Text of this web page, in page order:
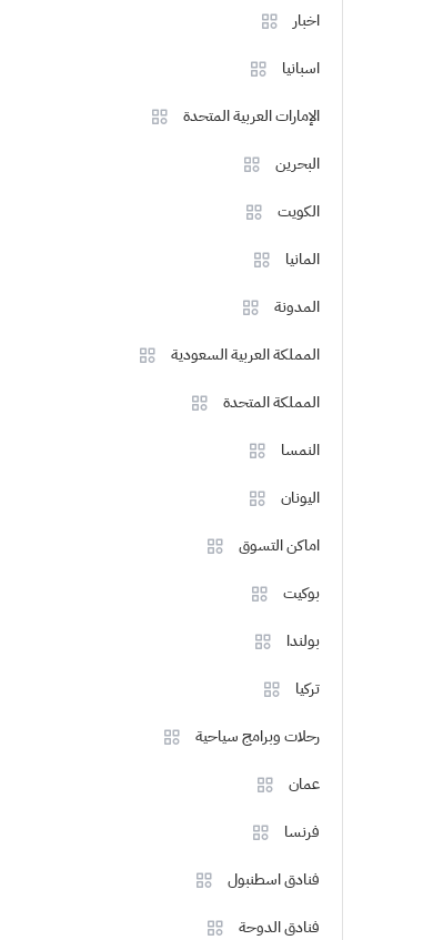
اخبار
اسبانيا
الإمارات العربية المتحدة
البحرين
الكويت
المانيا
المدونة
المملكة العربية السعودية
المملكة المتحدة
النمسا
اليونان
اماكن التسوق
بوكيت
بولندا
تركيا
رحلات وبرامج سياحية
عمان
فرنسا
فنادق اسطنبول
فنادق الدوحة